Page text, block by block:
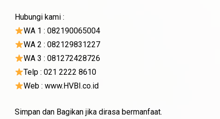
Hubungi kami :
WA 1 : 082190065004
WA 2 : 082129831227
WA 3 : 081272428726
Telp : 021 2222 8610
Web : www.HVBI.co.id
Simpan dan Bagikan jika dirasa bermanfaat.